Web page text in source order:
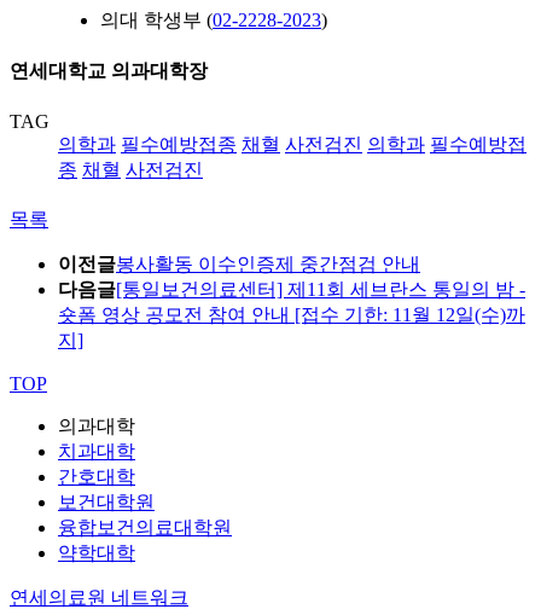
의대 학생부 (02-2228-2023)
연세대학교 의과대학장
TAG
의학과 필수예방접종 채혈 사전검진 의학과 필수예방접
종 채혈 사전검진
목록
이전글봉사활동 이수인증제 중간점검 안내
다음글[통일보건의료센터] 제11회 세브란스 통일의 밤 -
숏폼 영상 공모전 참여 안내 [접수 기한: 11월 12일(수)까
지]
TOP
의과대학
치과대학
간호대학
보건대학원
융합보건의료대학원
약학대학
연세의료원 네트워크